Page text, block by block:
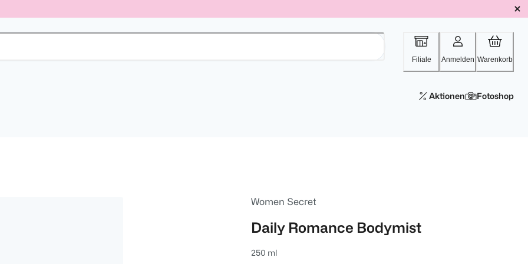
Filiale Anmelden Warenkorb
Aktionen Fotoshop
Women Secret
Daily Romance Bodymist
250 ml